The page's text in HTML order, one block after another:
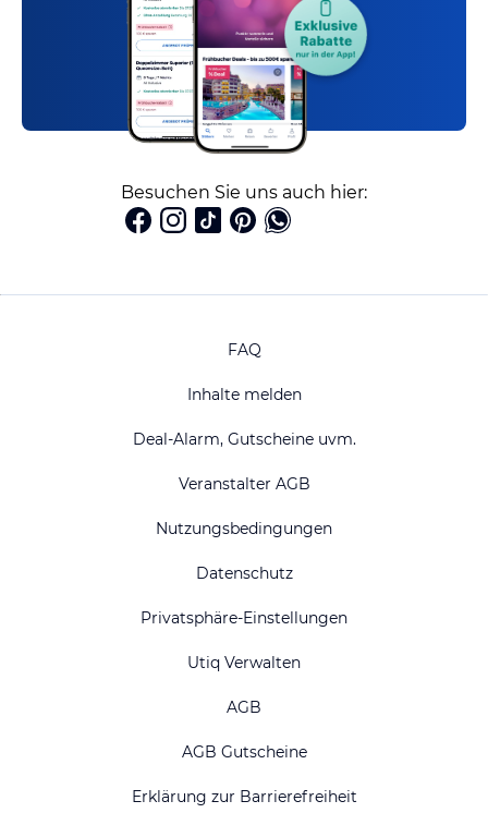
Besuchen Sie uns auch hier:
FAQ
Inhalte melden
Deal-Alarm, Gutscheine uvm.
Veranstalter AGB
Nutzungsbedingungen
Datenschutz
Privatsphäre-Einstellungen
Utiq Verwalten
AGB
AGB Gutscheine
Erklärung zur Barrierefreiheit